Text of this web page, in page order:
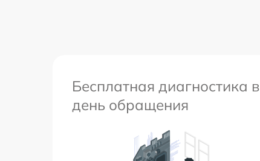
Бесплатная диагностика в
день обращения